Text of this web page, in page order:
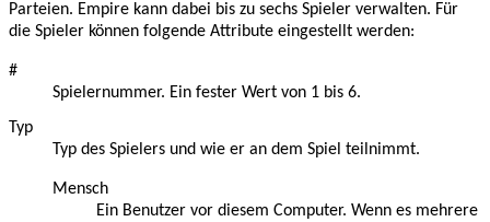
Parteien. Empire kann dabei bis zu sechs Spieler verwalten. Für
die Spieler können folgende Attribute eingestellt werden:
#
Spielernummer. Ein fester Wert von 1 bis 6.
Typ
Typ des Spielers und wie er an dem Spiel teilnimmt.
Mensch
Ein Benutzer vor diesem Computer. Wenn es mehrere